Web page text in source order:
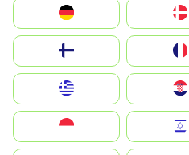
Deutschland
United Kingdom
Magyarország